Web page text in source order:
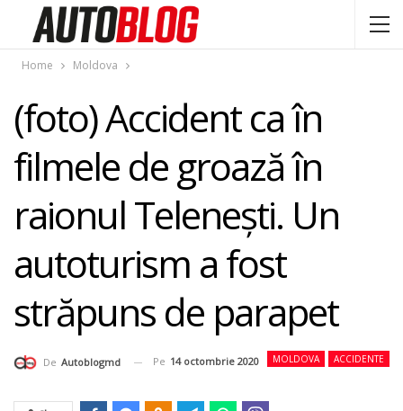
Home Moldova
(foto) Accident ca în
filmele de groază în
raionul Teleneşti. Un
autoturism a fost
străpuns de parapet
MOLDOVA ACCIDENTE
De Autoblogmd Pe 14 octombrie 2020